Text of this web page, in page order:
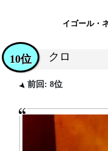
イゴール・
クロ
10位
前回: 8位